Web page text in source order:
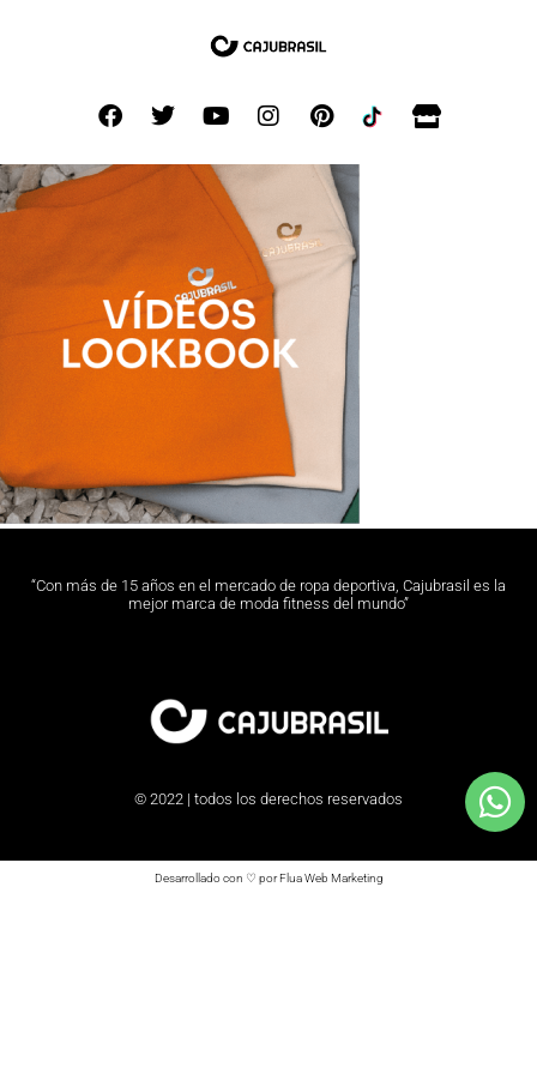
“Con más de 15 años en el mercado de ropa deportiva, Cajubrasil es la
mejor marca de moda fitness del mundo”
© 2022 | todos los derechos reservados
Desarrollado con ♡ por Flua Web Marketing